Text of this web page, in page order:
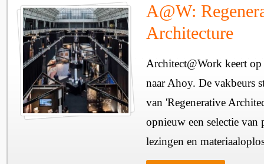
A@W:
Architecture
Architect@Work keert
naar Ahoy. De vakbeurs
van 'Regenerative
opnieuw een selectie van
lezingen en